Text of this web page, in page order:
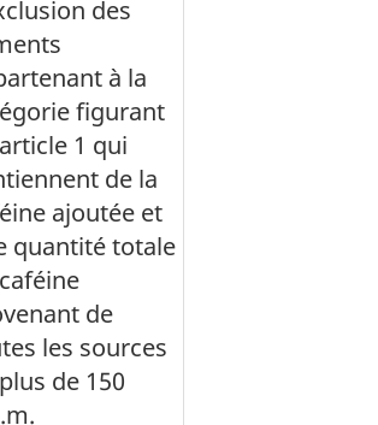
des
à la
figurant
1 qui
de la
ajoutée et
quantité totale
de
les sources
de 150